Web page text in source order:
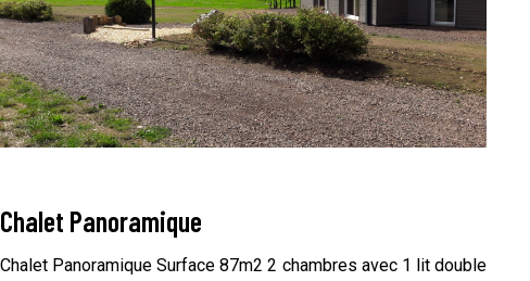
Chalet Panoramique
Chalet Panoramique Surface 87m2 2 chambres avec 1 lit double